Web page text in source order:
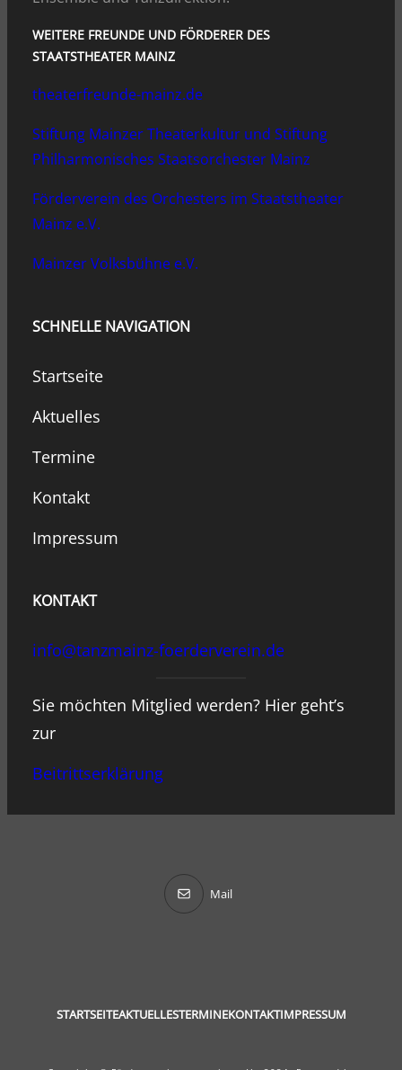
WEITERE FREUNDE UND FÖRDERER DES
STAATSTHEATER MAINZ
theaterfreunde-mainz.de
Stiftung Mainzer Theaterkultur und Stiftung
Philharmonisches Staatsorchester Mainz
Förderverein des Orchesters im Staatstheater
Mainz e.V.
Mainzer Volksbühne e.V.
SCHNELLE NAVIGATION
Startseite
Aktuelles
Termine
Kontakt
Impressum
KONTAKT
info@tanzmainz-foerderverein.de
Sie möchten Mitglied werden? Hier geht’s
zur
Beitrittserklärung
Mail
STARTSEITEAKTUELLESTERMINEKONTAKTIMPRESSUM